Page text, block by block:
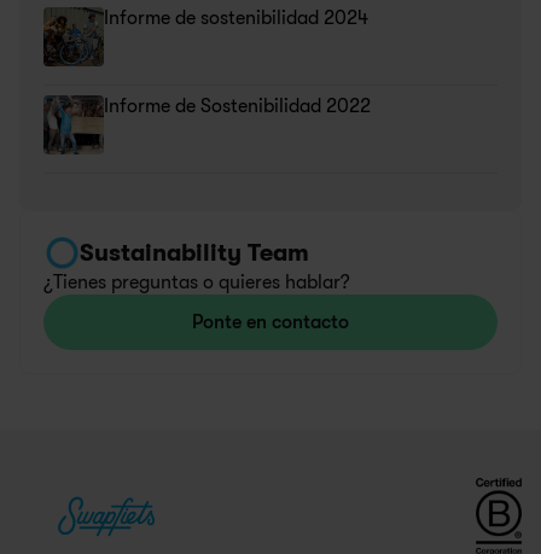
Informe de sostenibilidad 2024
Informe de Sostenibilidad 2022
Sustainability Team
¿Tienes preguntas o quieres hablar?
Ponte en contacto